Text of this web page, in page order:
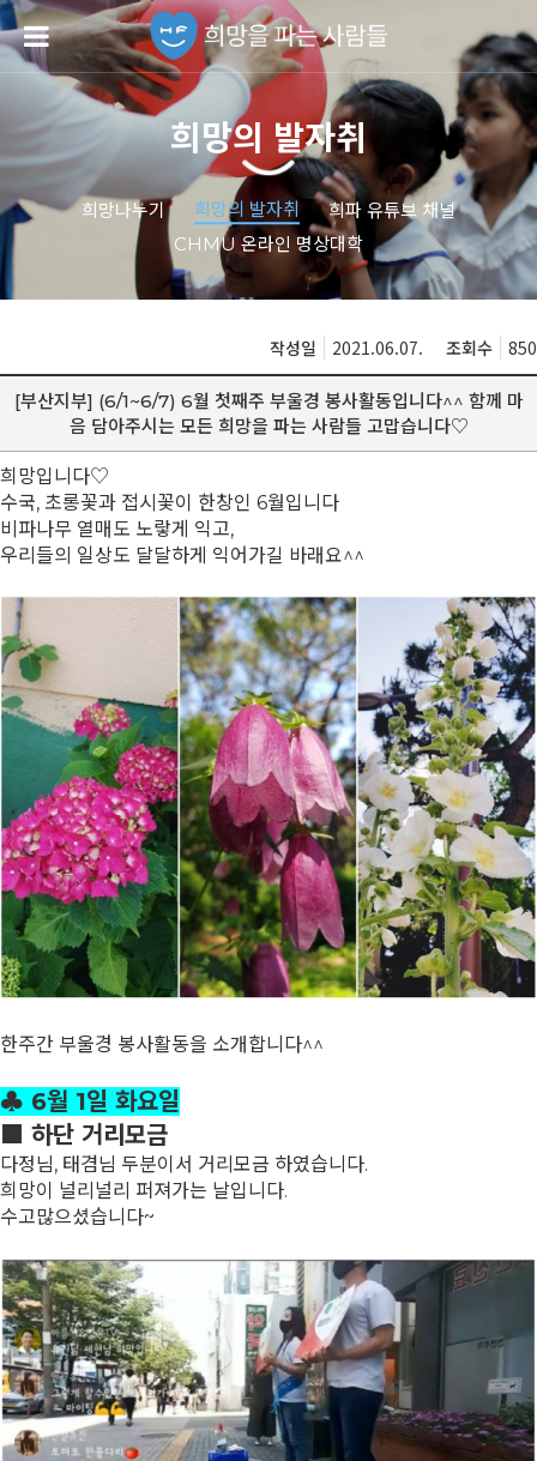
희망의 발자취
희망나누기 희망의 발자취
희파 유튜브 채널
CHMU 온라인 명상대학
작성일 2021.06.07. 조회수 850
[부산지부] (6/1~6/7) 6월 첫째주 부울경 봉사활동입니다^^ 함께 마
음 담아주시는 모든 희망을 파는 사람들 고맙습니다♡
희망입니다♡
수국, 초롱꽃과 접시꽃이 한창인 6월입니다
비파나무 열매도 노랗게 익고,
우리들의 일상도 달달하게 익어가길 바래요^^
한주간 부울경 봉사활동을 소개합니다^^
♣ 6월 1일 화요일
■ 하단 거리모금
다정님, 태겸님 두분이서 거리모금 하였습니다.
희망이 널리널리 퍼져가는 날입니다.
수고많으셨습니다~